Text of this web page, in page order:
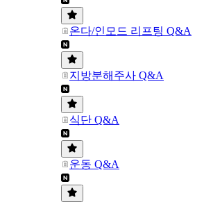
온다/인모드 리프팅 Q&A
지방분해주사 Q&A
식단 Q&A
운동 Q&A